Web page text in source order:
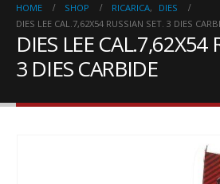
HOME SHOP RICARICA,
DIES
DIES LEE CAL.7,62X54 RUSSIAN SET. 3 DIES
DIES LEE CAL.7,62X54
3 DIES CARBIDE